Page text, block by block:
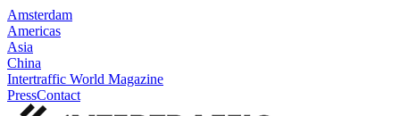
Amsterdam
Americas
Asia
China
Intertraffic World Magazine
PressContact